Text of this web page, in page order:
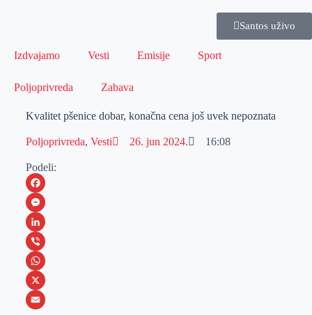
Santos uživo
Izdvajamo Vesti Emisije Sport
Poljoprivreda Zabava
Kvalitet pšenice dobar, konačna cena još uvek nepoznata
Poljoprivreda, Vesti 26. jun 2024. 16:08
Podeli:
F
a
c
e
b
o
M
e
s
s
e
L
i
n
k
V
i
b
W
h
X